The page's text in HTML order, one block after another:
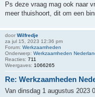
Ps deze vraag mag ook naar
meer thuishoort, dit om een
door Wilfredje
za jul 15, 2023 12:36 pm
Forum: Werkzaamheden
Onderwerp: Werkzaamheden
Reacties: 711
Weergaves: 1066265
Re: Werkzaamheden
Van dinsdag 1 augustus 2023